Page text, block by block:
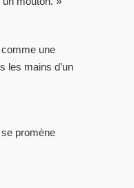
une
les mains d’un
promène